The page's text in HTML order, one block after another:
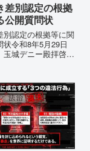
差別認定の根拠
公開質問状
別認定の根拠等に関
状令和8年5月29日
城デニー殿拝啓貴
適正な意見陳述（弁
あたり、沖縄県行政
で定められた...